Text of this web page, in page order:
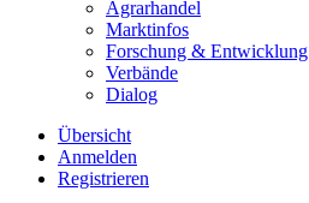
Agrarhandel
Marktinfos
Forschung & Entwicklung
Verbände
Dialog
Übersicht
Anmelden
Registrieren